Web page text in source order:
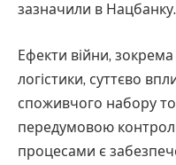
зазначили в Нацбанку.
Ефекти війни,
логістики, суттєво
споживчого набору
передумовою
процесами є